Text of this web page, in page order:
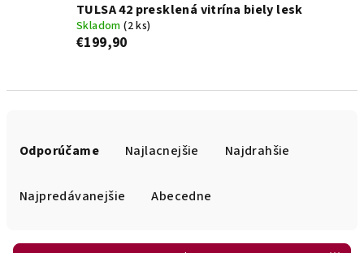
TULSA 42 presklená vitrína biely lesk
Skladom(2 ks)
€199,90
Odporúčame Najlacnejšie Najdrahšie
Najpredávanejšie Abecedne